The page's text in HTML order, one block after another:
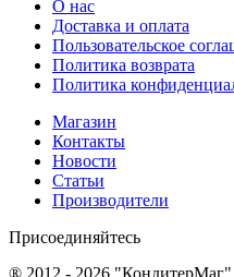
О нас
Доставка и оплата
Пользовательское
Политика возврата
Политика
Магазин
Контакты
Новости
Статьи
Производители
Присоединяйтесь
® 2012 - 2026